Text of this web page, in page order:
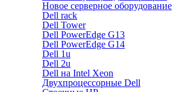
Новое серверное оборудование
Dell rack
Dell Tower
Dell PowerEdge G13
Dell PowerEdge G14
Dell 1u
Dell 2u
Dell на Intel Xeon
Двухпроцессорные Dell